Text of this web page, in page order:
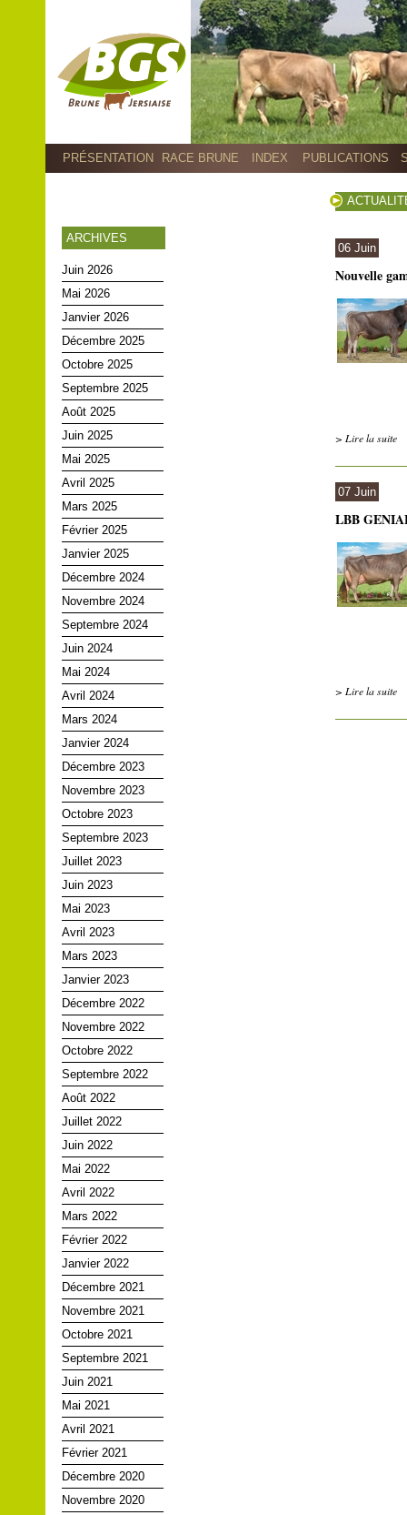
PRÉSENTATION RACE BRUNE INDEX PUBLICATIONS
ARCHIVES
Juin 2026
Mai 2026
Janvier 2026
Décembre 2025
Octobre 2025
Septembre 2025
Août 2025
Juin 2025
Mai 2025
Avril 2025
Mars 2025
Février 2025
Janvier 2025
Décembre 2024
Novembre 2024
Septembre 2024
Juin 2024
Mai 2024
Avril 2024
Mars 2024
Janvier 2024
Décembre 2023
Novembre 2023
Octobre 2023
Septembre 2023
Juillet 2023
Juin 2023
Mai 2023
Avril 2023
Mars 2023
Janvier 2023
Décembre 2022
Novembre 2022
Octobre 2022
Septembre 2022
Août 2022
Juillet 2022
Juin 2022
Mai 2022
Avril 2022
Mars 2022
Février 2022
Janvier 2022
Décembre 2021
Novembre 2021
Octobre 2021
Septembre 2021
Juin 2021
Mai 2021
Avril 2021
Février 2021
Décembre 2020
Novembre 2020
06 Juin
Nouvelle
> Lire la suite
07 Juin
LBB
> Lire la suite